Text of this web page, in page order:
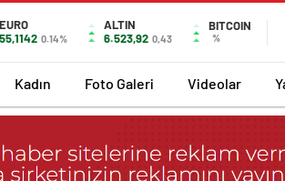
EURO
55,1142 0.14%
ALTIN
6.523,92 0,43
BITCOIN
%
Kadın Foto Galeri Videolar